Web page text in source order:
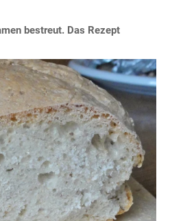
bestreut. Das Rezept